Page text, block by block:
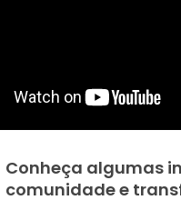
Conheça algumas
comunidade e